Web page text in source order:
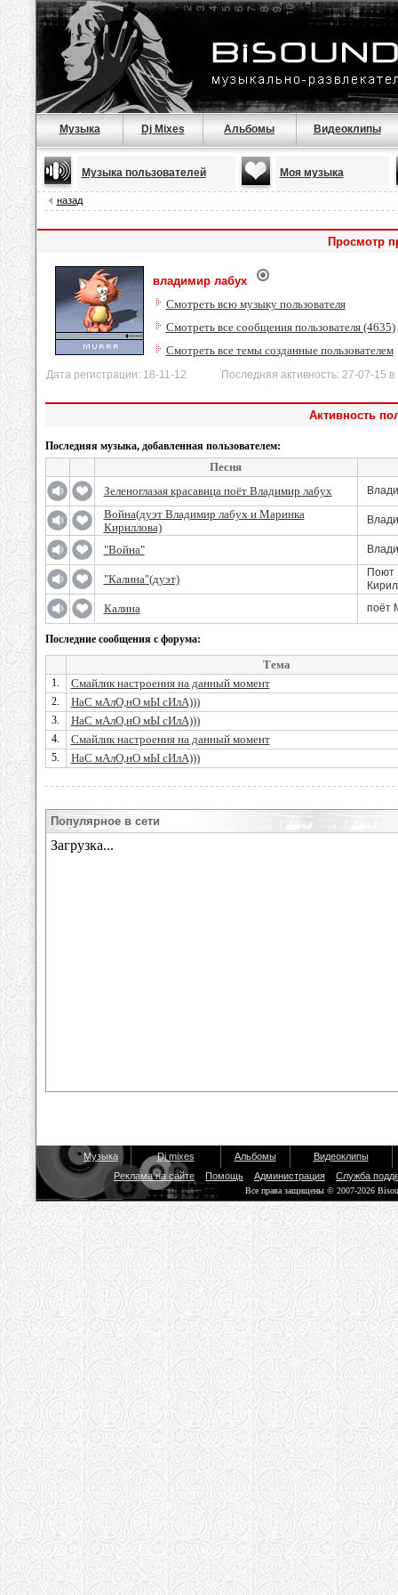
Музыка Dj Mixes Альбомы Видеоклипы
Музыка пользователей Моя музыка
назад
Просмотр
владимир лабух
Смотреть всю музыку пользователя
Смотреть все сообщения пользователя (4635)
Смотреть все темы созданные пользователем
Дата регистрации: 18-11-12 Последняя активность: 27-07-15 в
Активность
Последняя музыка, добавленная пользователем:
Песня
Зеленоглазая красавица поёт Владимир лабух
Война(дуэт Владимир лабух и Маринка
Кириллова)
"Война"
"Калина"(дуэт)
Поют
Калина поёт
Последние сообщения с форума:
Тема
1. Смайлик настроения на данный момент
2. НаС мАлО,нО мЫ сИлА)))
3. НаС мАлО,нО мЫ сИлА)))
4. Смайлик настроения на данный момент
5. НаС мАлО,нО мЫ сИлА)))
Популярное в сети
Музыка Dj mixes Альбомы
Видеоклипы
Реклама на сайте
Помощь Администрация Служба
Все права защищены © 2007-2026